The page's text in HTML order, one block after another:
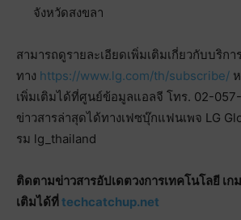
จังหวัดสงขลา
สามารถดูรายละเอียดเพิ่มเติมเกี่ยวกับบริก
ทาง https://www.lg.com/th/subscribe/
เพิ่มเติมได้ที่ศูนย์ข้อมูลแอลจี โทร. 02-
ข่าวสารล่าสุดได้ทางเฟซบุ๊กแฟนเพจ LG
รม lg_thailand
ติดตามข่าวสารอัปเดตวงการเทคโนโลยี เ
เติมได้ที่ techcatchup.net